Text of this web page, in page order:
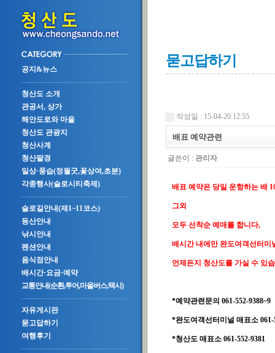
공지&뉴스
청산도 소개
관공서, 상가
해안도로와 마을
청산도 관광지
청산사계
청산팔경
일상·풍습(정월굿,꽃상여,초분)
각종행사(슬로시티축제)
슬로길안내(제1~11코스)
등산안내
낚시안내
펜션안내
음식점안내
배시간·요금·예약
교통안내(순환,투어,마을버스,택시)
자유게시판
묻고답하기
여행후기
묻고답하기
작성일 : 15-04-20 12:55
배표 예약관련
글쓴이 : 관리자
배표 예약은 당일 운항하는 배
그외
모두 선착순 예매를 합니다,
배시간 내에만 완도여객선터미
언제든지 청산도를 가실 수 있
*예약관련문의 061-552-9388~9
*완도여객선터미널 매표소 061-
*청산도 매표소 061-552-9381